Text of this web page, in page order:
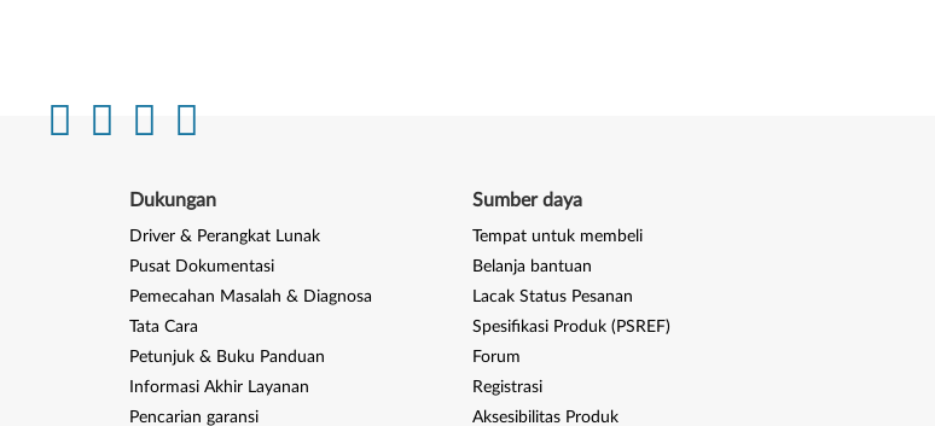
Dukungan
Driver & Perangkat Lunak
Pusat Dokumentasi
Pemecahan Masalah & Diagnosa
Tata Cara
Petunjuk & Buku Panduan
Informasi Akhir Layanan
Pencarian garansi
Sumber daya
Tempat untuk membeli
Belanja bantuan
Lacak Status Pesanan
Spesifikasi Produk (PSREF)
Forum
Registrasi
Aksesibilitas Produk